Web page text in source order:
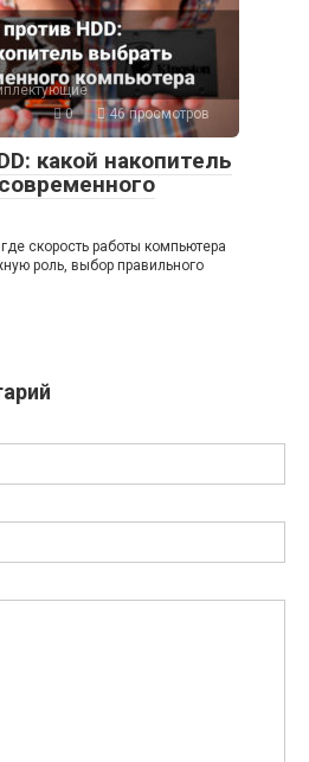
0
46 просмотров
какой накопитель
скорость работы компьютера
роль, выбор правильного